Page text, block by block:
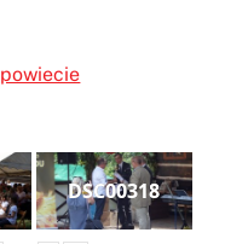
DSC00318